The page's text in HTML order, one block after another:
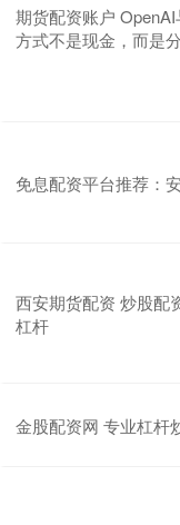
期货配资账户
方式不是现金，而
免息配资平台推荐：
西安期货配资 炒股配
杠杆
金股配资网 专业杠杆